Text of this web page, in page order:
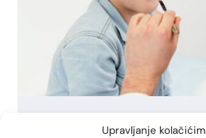
Upravljanje
adenotomija dječja